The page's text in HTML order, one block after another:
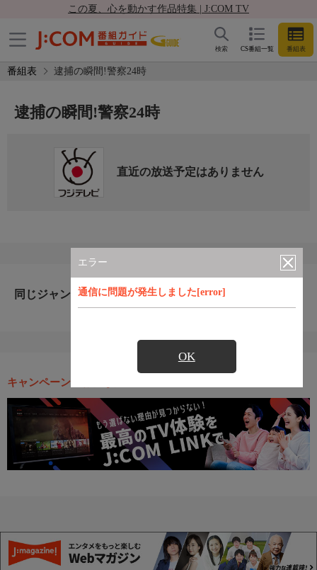
この夏、心を動かす作品特集 | J:COM TV
CS番組一覧 番組表
検索
番組表 逮捕の瞬間!警察24時
エラー
通信に問題が発生しました[error]
OK
逮捕の瞬間!警察24時
直近の放送予定はありません
同じジャンルのおすすめ番組
キャンペーン・お得な情報